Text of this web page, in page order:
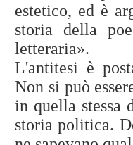
estetico, ed è
storia della
letteraria».
L'antitesi è
Non si può
in quella stessa
storia politica.